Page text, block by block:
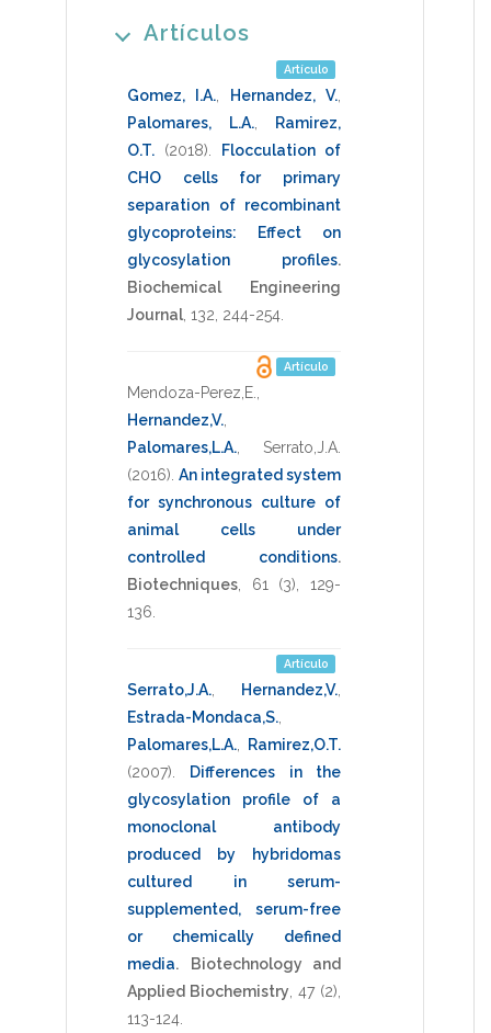
Artículos
Artículo
Gomez, I.A. Hernandez, V.
Palomares, L.A.,
Ramirez,
O.T.
(2018)
Flocculation of
CHO cells for primary
separation of recombinant
glycoproteins: Effect on
glycosylation profiles.
Biochemical Engineering
Journal 132 244-254
Artículo
Mendoza-Perez,E.
Hernandez,V.
Palomares,L.A.
Serrato,J.A.
(2016) An integrated system
for synchronous culture of
animal cells under
controlled conditions.
Biotechniques
61 (3),129-
136
Artículo
Serrato,J.A. Hernandez,V.
Estrada-Mondaca,S.
Palomares,L.A.
Ramirez,O.T.
(2007)
Differences in the
glycosylation profile of a
monoclonal antibody
produced by hybridomas
cultured in serum-
supplemented, serum-free
or chemically defined
media.
Biotechnology and
Applied Biochemistry 47 (2),
113-124